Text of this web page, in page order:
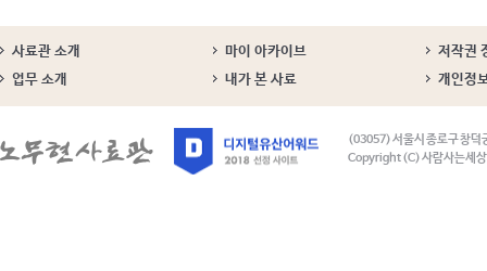
사료관 소개 마이 아카이브
저작권
업무 소개
내가 본 사료 개인정
(03057) 서울시 종로구 창덕
Copyright (C) 사람사는세